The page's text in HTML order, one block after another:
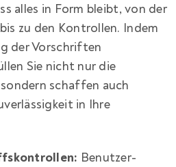
alles in Form bleibt, von der
zu den Kontrollen. Indem
der Vorschriften
Sie nicht nur die
schaffen auch
in Ihre
Benutzer-